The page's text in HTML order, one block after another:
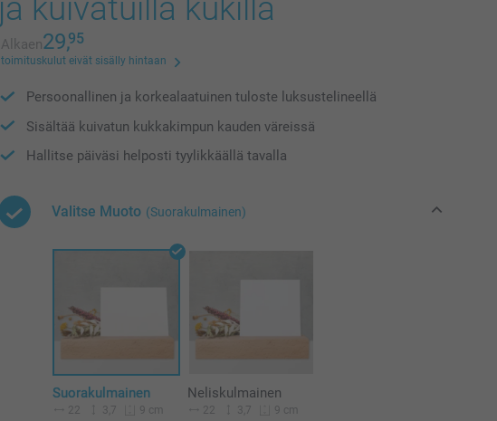
ja kuivatuilla kukilla
Alkaen29,95
toimituskulut eivät sisälly hintaan
Persoonallinen ja korkealaatuinen tuloste luksustelineellä
Sisältää kuivatun kukkakimpun kauden väreissä
Hallitse päiväsi helposti tyylikkäällä tavalla
Valitse Muoto (Suorakulmainen)
Suorakulmainen
22 3,7 9 cm
Neliskulmainen
22 3,7 9 cm